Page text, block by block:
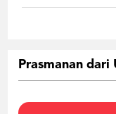
Prasmanan